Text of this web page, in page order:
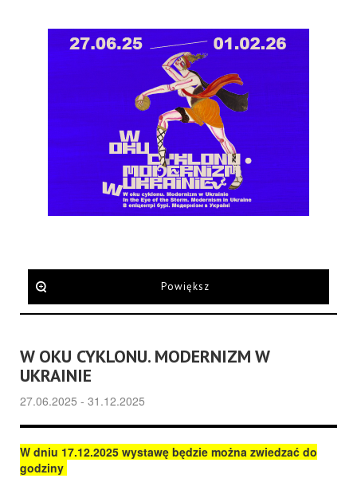
Powiększ
W OKU CYKLONU. MODERNIZM W
UKRAINIE
27.06.2025 - 31.12.2025
W dniu 17.12.2025 wystawę będzie można zwiedzać do
godziny